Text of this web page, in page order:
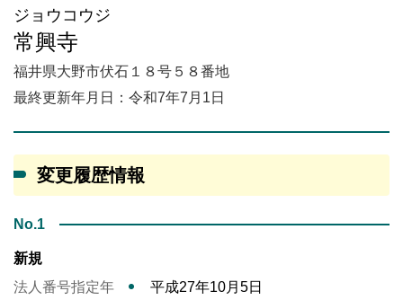
ジョウコウジ
常興寺
福井県大野市伏石１８号５８番地
最終更新年月日：令和7年7月1日
変更履歴情報
No.1
新規
法人番号指定年
平成27年10月5日